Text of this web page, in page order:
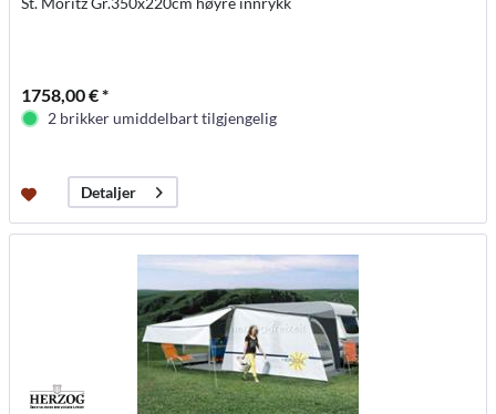
1758,00 € *
2 brikker umiddelbart tilgjengelig
Detaljer